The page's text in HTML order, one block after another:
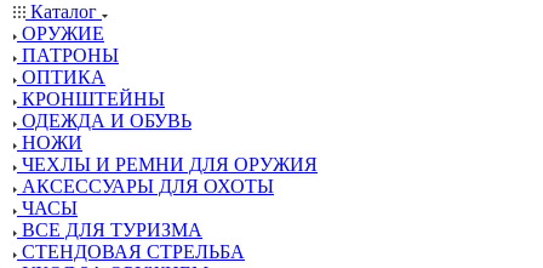
Каталог
ОРУЖИЕ
ПАТРОНЫ
ОПТИКА
КРОНШТЕЙНЫ
ОДЕЖДА И ОБУВЬ
НОЖИ
ЧЕХЛЫ И РЕМНИ ДЛЯ ОРУЖИЯ
АКСЕССУАРЫ ДЛЯ ОХОТЫ
ЧАСЫ
ВСЕ ДЛЯ ТУРИЗМА
СТЕНДОВАЯ СТРЕЛЬБА